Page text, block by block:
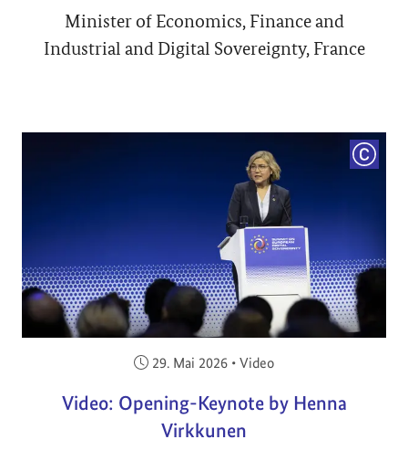
Minister of Economics, Finance and
Industrial and Digital Sovereignty, France
Veröffentlicht am:
29. Mai 2026 • Video
Video: Opening-Keynote by Henna
Virkkunen